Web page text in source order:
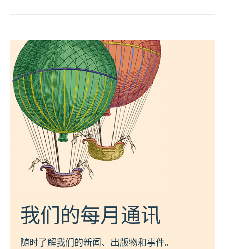
我们的每月通讯
随时了解我们的新闻、出版物和事件。